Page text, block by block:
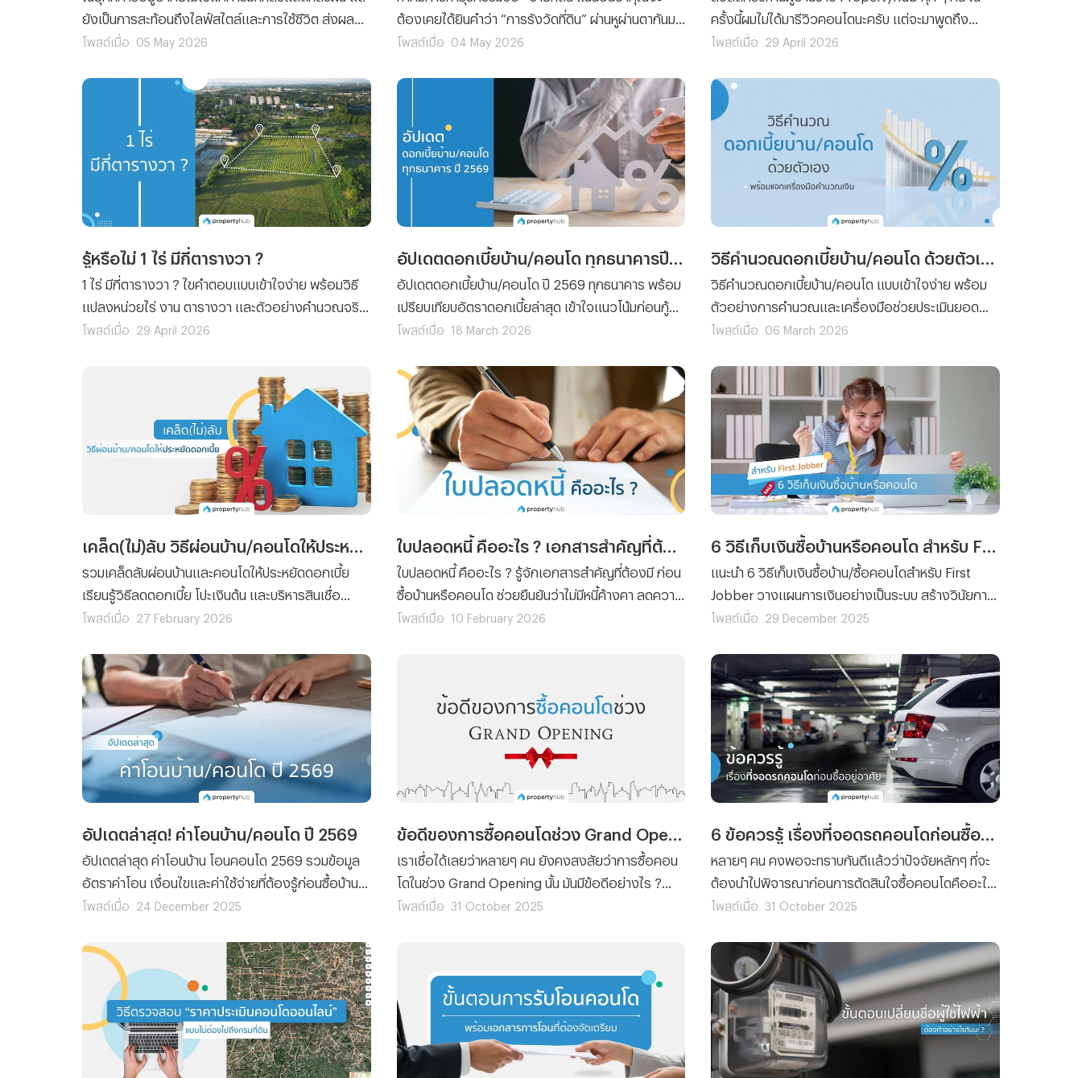
ยังเป็นการสะท้อนถึงไลฟ์สไตล์และการใช้ชีวิต ส่งผล
ให้การเลือกซื้อ “บ้าน” หรือ “คอนโด” ได้กลายเป็น
แล้ว...เราควรจะเลือกซื้อบ้านหรือซื้อคอนโดดี ? ซึ่งบ้าน
จะให้ความเป็นส่วนตัว มีพื้นที่กว้างขวางเหมาะสำหรับ
การอยู่อาศัยแบบครอบครัว แต่ก็ต้องแลกมากับภาระ
ดูแลที่เพิ่มขึ้น ในขณะที่คอนโดจะตอบโจทย์ชีวิตเมือง
ใกล้แหล่งทำงาน เดินทางสะดวก แต่พื้นที่ใช้สอยก็อาจ
แบบช็อตต่อช็อต บ้าน หรือ คอนโด เลือกซื้ออะไรดีที่
ได้ง่ายขึ้นว่าที่อยู่อาศัยแบบไหน ที่ “ใช่” สำหรับคุณกันแน่
โพสต์เมื่อ 05 May 2026
ต้องเคยได้ยินคำว่า “การรังวัดที่ดิน” ผ่านหูผ่านตากันมา
บ้าง ซึ่งการรังวัดที่ดินนั้นถือได้ว่าเป็นสิ่งที่จะต้องตรวจ
แม้แต่น้อย เพราะถ้าหากไม่ตรวจสอบและเกิดปัญหา
รังวัดที่ดินไม่ตรงกับโฉนดขึ้นมา นั่นก็จะเท่ากับว่าการซื้อ -
ขายที่ดินจะต้องมีปัญหาตามมาแน่ ๆ แต่สำหรับใครที่ยัง
ไม่รู้ว่ารังวัดที่ดินคืออะไร ? ต้องทำยื่นเรื่องหรือใช้
เอกสารอะไรบ้าง ? ฯลฯ วันนี้ทีมงาน Propertyhub
ก็ได้รวบรวมรายละเอียดที่สำคัญเกี่ยวกับรังวัดที่ดิน
แบบฉบับสมบูรณ์มาฝากให้คุณได้ศึกษากัน
โพสต์เมื่อ 04 May 2026
ครั้งนี้ผมไม่ได้มารีวิวคอนโดนะครับ แต่จะมาพูดถึง
ประเด็นที่ว่า หากคุณต้องการขายอสังหาริมทรัพย์ผ่าน
ถูกถกเถียงกันอยู่พอสมควรครับ เพราะบางท่านก็บอก
ว่าการใช้บริการผ่านเอเจนต์ค่อนข้างที่จะสะดวกสบาย
และขายอสังหาฯ ได้ไวแต่บางท่านก็บอกว่าขายหรือ
ปล่อยเช่าอสังหาฯ เองนั้นดีกว่า ซึ่งตัวผมเองนั้นไม่
สามารถฟันธงให้ได้ว่าแบบไหนดีกว่ากันเพราะทั้งสอง
ผมจะมีนำเสนอถึงข้อดีและข้อเสียที่ว่านี้ให้ทุกท่านได้
โพสต์เมื่อ 29 April 2026
รู้หรือไม่ 1 ไร่ มีกี่ตารางวา ?
1 ไร่ มีกี่ตารางวา ? ไขคำตอบแบบเข้าใจง่าย พร้อมวิธี
แปลงหน่วยไร่ งาน ตารางวา และตัวอย่างคำนวณจริง
ใช้ได้ทันทีสำหรับคนที่กำลังซื้อที่ดินหรือวางแผน
โพสต์เมื่อ 29 April 2026
อัปเดตดอกเบี้ยบ้าน/คอนโด ปี 2569 ทุกธนาคาร พร้อม
เปรียบเทียบอัตราดอกเบี้ยล่าสุด เข้าใจแนวโน้มก่อนกู้
จริง วางแผนผ่อนบ้านให้คุ้ม ลดภาระดอกเบี้ยในระยะ
โพสต์เมื่อ 18 March 2026
วิธีคำนวณดอกเบี้ยบ้าน/คอนโด แบบเข้าใจง่าย พร้อม
ตัวอย่างการคำนวณและเครื่องมือช่วยประเมินยอด
ผ่อน วางแผนก่อนซื้อบ้านหรือคอนโดได้ง่ายขึ้น
โพสต์เมื่อ 06 March 2026
รวมเคล็ดลับผ่อนบ้านและคอนโดให้ประหยัดดอกเบี้ย
เรียนรู้วิธีลดดอกเบี้ย โปะเงินต้น และบริหารสินเชื่อ
อย่างถูกต้อง เพื่อลดภาระทางการเงินในระยะยาว
โพสต์เมื่อ 27 February 2026
ใบปลอดหนี้ คืออะไร ? เอกสารสำคัญที่ต้องมี ก่อนตัดสินใจซื้อบ้าน/คอนโด
ใบปลอดหนี้ คืออะไร ? รู้จักเอกสารสำคัญที่ต้องมี ก่อน
ซื้อบ้านหรือคอนโด ช่วยยืนยันว่าไม่มีหนี้ค้างคา ลดความ
เสี่ยงและเพิ่มความมั่นใจก่อนโอนกรรมสิทธิ์
โพสต์เมื่อ 10 February 2026
แนะนำ 6 วิธีเก็บเงินซื้อบ้าน/ซื้อคอนโดสำหรับ First
Jobber วางแผนการเงินอย่างเป็นระบบ สร้างวินัยการ
ออม ลดหนี้ เพิ่มรายได้เสริม พร้อมเทคนิคเตรียมตัว
แรกเป็นเรื่องที่ทำได้จริง
โพสต์เมื่อ 29 December 2025
อัปเดตล่าสุด! ค่าโอนบ้าน/คอนโด ปี 2569
อัปเดตล่าสุด ค่าโอนบ้าน โอนคอนโด 2569 รวมข้อมูล
อัตราค่าโอน เงื่อนไขและค่าใช้จ่ายที่ต้องรู้ก่อนซื้อบ้าน
หรือคอนโด วางแผนงบให้พร้อมก่อนวันโอนกรรมสิทธิ์
โพสต์เมื่อ 24 December 2025
เราเชื่อได้เลยว่าหลายๆ คน ยังคงสงสัยว่าการซื้อคอน
โดในช่วง Grand Opening นั้น มันมีข้อดีอย่างไร ?
ทำไมผู้คนจำนวนมากถึงได้รีบไปจับจองคอนโดกันใน
โพสต์เมื่อ 31 October 2025
หลายๆ คน คงพอจะทราบกันดีแล้วว่าปัจจัยหลักๆ ที่จะ
ต้องนำไปพิจารณาก่อนการตัดสินใจซื้อคอนโดคืออะไร
แต่หลายๆ คน กลับลืมนึกถึงเรื่อง “ที่จอดรถ” ไปอย่าง
ใจเลือกซื้อคอนโด คุณควรที่จะนำเรื่องเกี่ยวกับที่จอด
รถไปคิดพิจารณาร่วมด้วย เพื่อที่การตัดสินใจซื้อคอน
โดของคุณจะได้สมบูรณ์แบบ
โพสต์เมื่อ 31 October 2025